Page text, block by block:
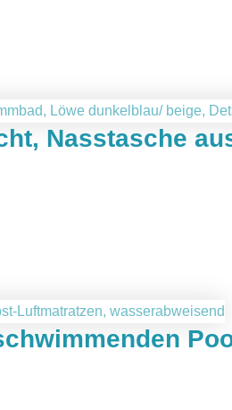
Nasstasche